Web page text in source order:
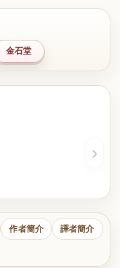
金石堂
›
作者簡介 譯者簡介